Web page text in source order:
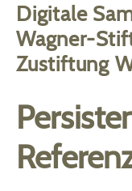
Digitale
Wagner-
Zustiftung